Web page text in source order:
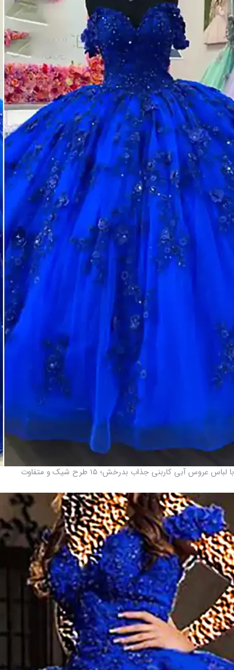
با لباس عروس آبی کاربنی جذاب بدرخش؛ ۱۵ طرح شیک و متفاوت